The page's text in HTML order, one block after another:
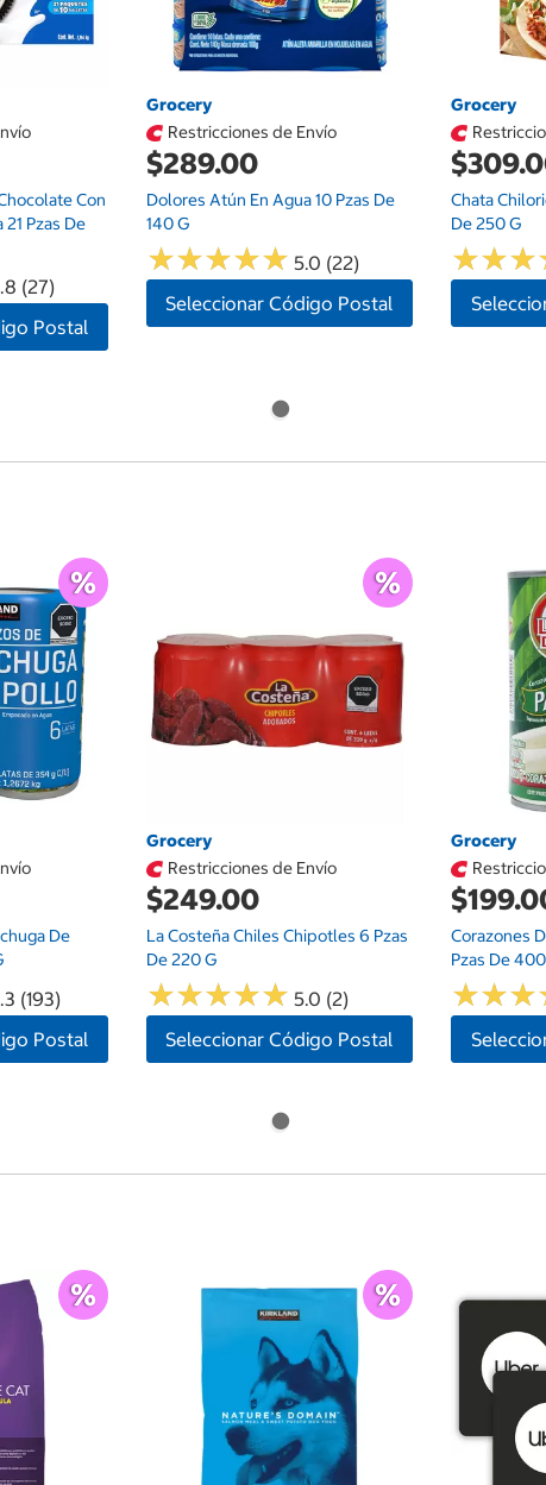
Con
Pzas De
(27)
Postal
Grocery
Restricciones de Envío
$289.00
Dolores Atún En Agua 10 Pzas De
140 G
★★★★★
★★★★★ 5.0 (22)
Seleccionar Código Postal
Grocery
Chata
De 250 G
★★★
★★★
De
(193)
Postal
Grocery
Restricciones de Envío
$249.00
La Costeña Chiles Chipotles 6 Pzas
De 220 G
★★★★★
★★★★★ 5.0 (2)
Seleccionar Código Postal
Grocery
Corazones
Pzas De
★★★
★★★